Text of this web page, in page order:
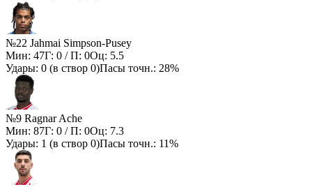
№22 Jahmai Simpson-Pusey
Мин: 47Г: 0 / П: 0Оц: 5.5
Удары: 0 (в створ 0)Пасы точн.: 28%
№9 Ragnar Ache
Мин: 87Г: 0 / П: 0Оц: 7.3
Удары: 1 (в створ 0)Пасы точн.: 11%